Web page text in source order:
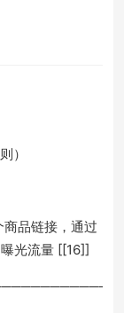
）
品链接，通过
光流量 [[16]]